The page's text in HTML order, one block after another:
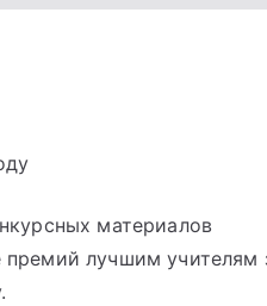
материалов
премий лучшим учителям